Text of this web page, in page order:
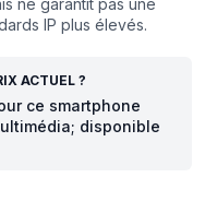
ne garantit pas une
IP plus élevés.
ACTUEL ?
ce smartphone
disponible